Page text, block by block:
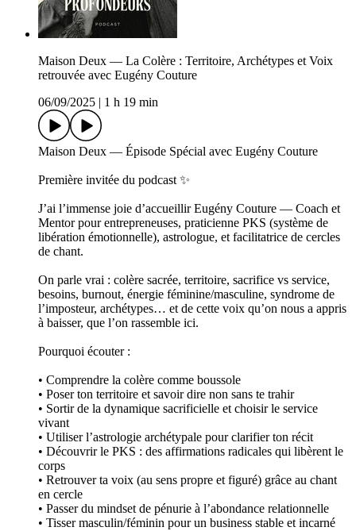
Maison Deux — La Colère : Territoire, Archétypes et Voix
retrouvée avec Eugény Couture
06/09/2025
1 h 19 min
Maison Deux — Épisode Spécial avec Eugény Couture
Première invitée du podcast ✨
J’ai l’immense joie d’accueillir Eugény Couture — Coach et
Mentor pour entrepreneuses, praticienne PKS (système de
libération émotionnelle), astrologue, et facilitatrice de cercles
de chant.
On parle vrai : colère sacrée, territoire, sacrifice vs service,
besoins, burnout, énergie féminine/masculine, syndrome de
l’imposteur, archétypes… et de cette voix qu’on nous a appris
à baisser, que l’on rassemble ici.
Pourquoi écouter :
• Comprendre la colère comme boussole
• Poser ton territoire et savoir dire non sans te trahir
• Sortir de la dynamique sacrificielle et choisir le service
vivant
• Utiliser l’astrologie archétypale pour clarifier ton récit
• Découvrir le PKS : des affirmations radicales qui libèrent le
corps
• Retrouver ta voix (au sens propre et figuré) grâce au chant
en cercle
• Passer du mindset de pénurie à l’abondance relationnelle
• Tisser masculin/féminin pour un business stable et incarné